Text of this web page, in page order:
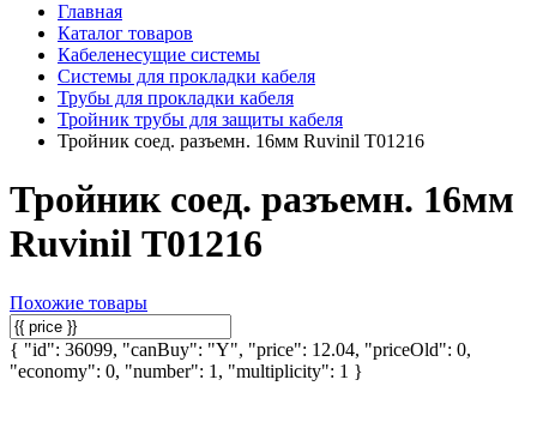
Главная
Каталог товаров
Кабеленесущие системы
Системы для прокладки кабеля
Трубы для прокладки кабеля
Тройник трубы для защиты кабеля
Тройник соед. разъемн. 16мм Ruvinil Т01216
Тройник соед. разъемн. 16мм
Ruvinil Т01216
Похожие товары
{ "id": 36099, "canBuy": "Y", "price": 12.04, "priceOld": 0,
"economy": 0, "number": 1, "multiplicity": 1 }